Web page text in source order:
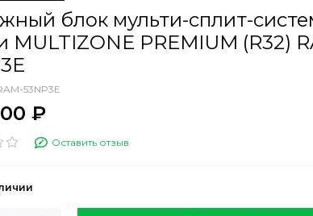
блок мульти-сплит-
MULTIZONE PREMIUM (R32)
53NP3E
₽
Оставить отзыв